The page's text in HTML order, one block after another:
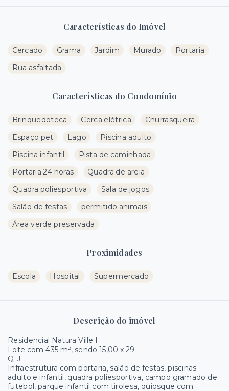
Características do Imóvel
Cercado Grama Jardim Murado
Portaria
Rua asfaltada
Características do Condomínio
Brinquedoteca Cerca elétrica
Churrasqueira
Espaço pet
Lago
Piscina adulto
Piscina infantil
Pista de caminhada
Portaria 24 horas
Quadra de areia
Quadra poliesportiva
Sala de jogos
Salão de festas
permitido animais
Área verde preservada
Proximidades
Escola Hospital Supermercado
Descrição do imóvel
Residencial Natura Ville I
Lote com 435 m², sendo 15,00 x 29
Q-J
Infraestrutura com portaria, salão de festas, piscinas
adulto e infantil, quadra poliesportiva, campo gramado de
futebol, parque infantil com tirolesa, quiosque com